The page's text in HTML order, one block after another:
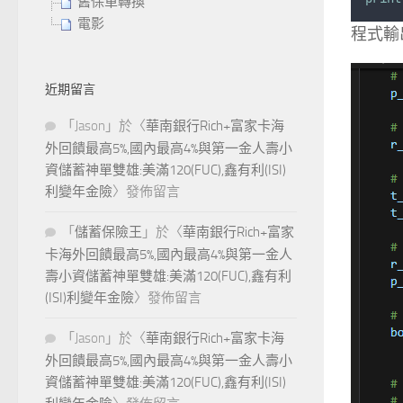
程式輸
電影
近期留言
「 Jason 」於〈華南銀行Rich+富家卡海
外回饋最高5%,國內最高4%與第一金人壽小
資儲蓄神單雙雄:美滿120(FUC),鑫有利(ISI)
利變年金險〉發佈留言
「 儲蓄保險王 」於〈華南銀行Rich+富家
卡海外回饋最高5%,國內最高4%與第一金人
壽小資儲蓄神單雙雄:美滿120(FUC),鑫有利
(ISI)利變年金險〉發佈留言
「 Jason 」於〈華南銀行Rich+富家卡海
外回饋最高5%,國內最高4%與第一金人壽小
資儲蓄神單雙雄:美滿120(FUC),鑫有利(ISI)